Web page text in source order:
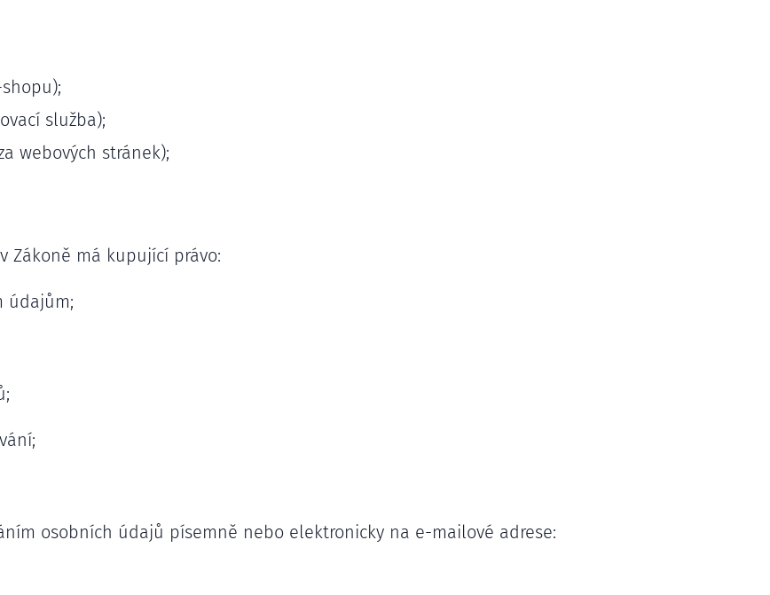
služba);
webových stránek);
Zákoně má kupující právo:
údajům;
osobních údajů písemně nebo elektronicky na e-mailové adrese: